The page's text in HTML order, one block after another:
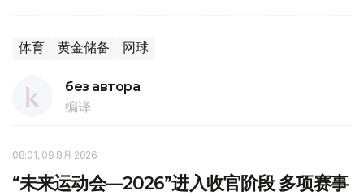
体育 黄金储备 网球
без автора
编译
08:01, 09 8月 2026
“未来运动会—2026”进入收官阶段 多项赛事